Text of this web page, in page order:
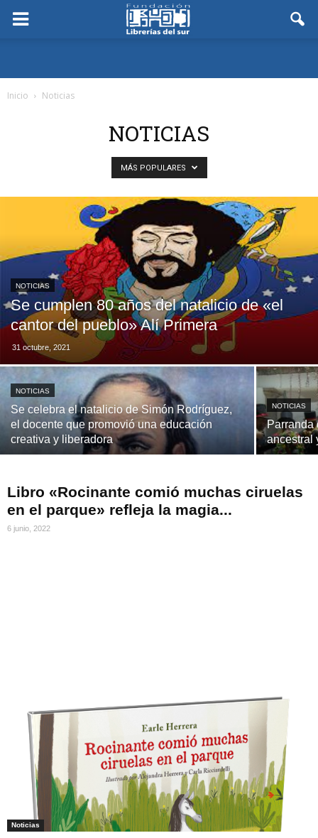
Inicio Noticias
NOTICIAS
MÁS POPULARES
NOTICIAS
Se cumplen 80 años del natalicio de «el
cantor del pueblo» Alí Primera
31 octubre, 2021
NOTICIAS
Se celebra el natalicio de Simón Rodríguez,
el docente que promovió una educación
creativa y liberadora
NOTICIAS
Parranda
ancestral
Libro «Rocinante comió muchas ciruelas
en el parque» refleja la magia...
6 junio, 2022
Noticias